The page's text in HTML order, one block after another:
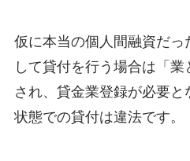
仮に本当の個人間融資だ
して貸付を行う場合は「
され、貸金業登録が必要
状態での貸付は違法です。